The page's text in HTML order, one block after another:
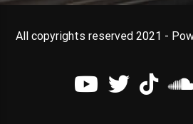
All copyrights reserved 2021 -